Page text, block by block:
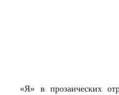
«Я» в прозаических